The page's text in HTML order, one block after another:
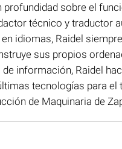
sobre el
técnico y traductor
idiomas, Raidel
sus propios
información, Raidel
tecnologías para
de Maquinaria de